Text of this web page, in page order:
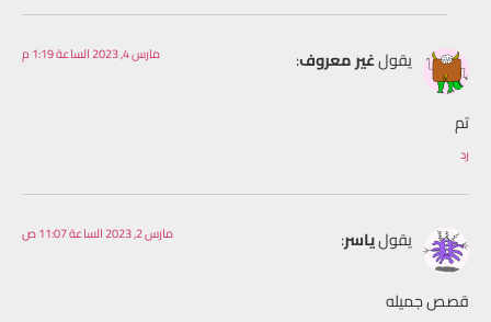
يقولغير معروف: مارس 4, 2023 الساعة 1:19 م
تم
رد
يقولياسر: مارس 2, 2023 الساعة 11:07 ص
قصص جميله